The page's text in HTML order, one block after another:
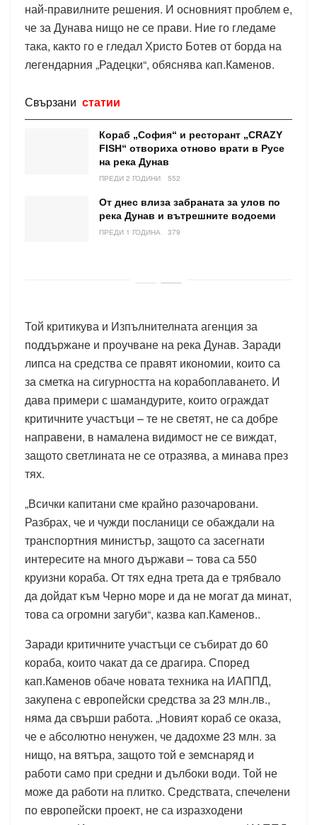
най-правилните решения. И основният проблем е,
че за Дунава нищо не се прави. Ние го гледаме
така, както го е гледал Христо Ботев от борда на
легендарния „Радецки“, обяснява кап.Каменов.
Свързани статии
Кораб „София“ и ресторант „CRAZY
FISH“ отвориха отново врати в Русе
на река Дунав
ПРЕДИ 2 ГОДИНИ 552
От днес влиза забраната за улов по
река Дунав и вътрешните водоеми
ПРЕДИ 1 ГОДИНА 379
Той критикува и Изпълнителната агенция за
поддържане и проучване на река Дунав. Заради
липса на средства се правят икономии, които са
за сметка на сигурността на корабоплаването. И
дава примери с шамандурите, които ограждат
критичните участъци – те не светят, не са добре
направени, в намалена видимост не се виждат,
защото светлината не се отразява, а минава през
тях.
„Всички капитани сме крайно разочаровани.
Разбрах, че и чужди посланици се обаждали на
транспортния министър, защото са засегнати
интересите на много държави – това са 550
круизни кораба. От тях една трета да е трябвало
да дойдат към Черно море и да не могат да минат,
това са огромни загуби“, казва кап.Каменов..
Заради критичните участъци се събират до 60
кораба, които чакат да се драгира. Според
кап.Каменов обаче новата техника на ИАППД,
закупена с европейски средства за 23 млн.лв.,
няма да свърши работа. „Новият кораб се оказа,
че е абсолютно ненужен, че дадохме 23 млн. за
нищо, на вятъра, защото той е земснаряд и
работи само при средни и дълбоки води. Той не
може да работи на плитко. Средствата, спечелени
по европейски проект, не са изразходени